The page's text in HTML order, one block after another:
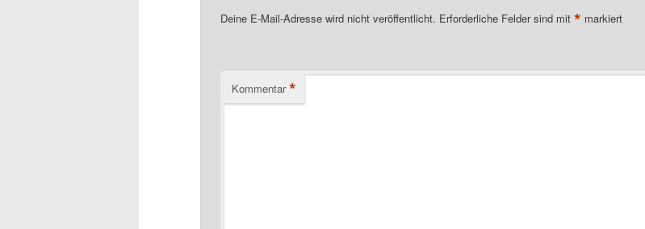
Deine E-Mail-Adresse wird nicht veröffentlicht. Erforderliche Felder sind mit* markiert
Kommentar *